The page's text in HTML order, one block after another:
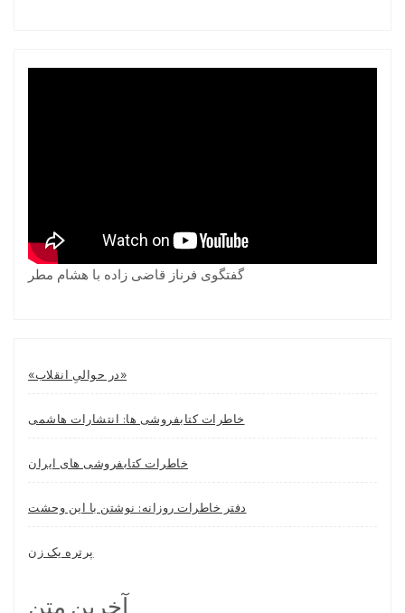
گفتگوی فرناز قاضی زاده با هشام مطر
«در حوالیِ انقلاب»
خاطرات کتابفروشی ها: انتشارات هاشمی
خاطرات کتابفروشی های ایران
دفتر خاطرات روزانه: نوشتن با این وحشت
پرتره یک زن
آخرین متن